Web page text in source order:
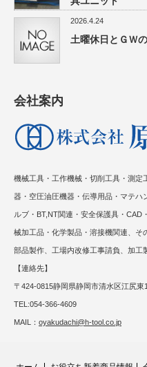
2026.4.24
土曜休日とＧＷ
会社案内
機械工具・工作機械・切削工具・測定
器・空圧油圧機器・伝導用品・マテハ
ルブ・BT,NT関連・安全保護具・CAD
械加工品・化学製品・溶接機関連、そ
部品製作、工場内改修工事請負、加工
【連絡先】
〒424-0815静岡県静岡市清水区江尻東
TEL:054-366-4609
MAIL： oyakudachi@h-tool.co.jp